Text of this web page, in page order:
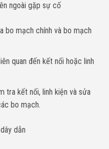
ngoài gặp sự cố
bo mạch chính và bo mạch
quan đến kết nối hoặc linh
tra kết nối, linh kiện và sửa
bo mạch.
dẫn